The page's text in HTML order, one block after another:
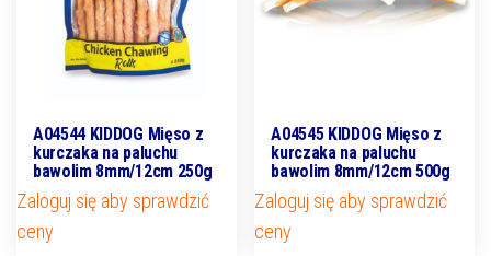
A04544 KIDDOG Mięso z
kurczaka na paluchu
bawolim 8mm/12cm 250g
Zaloguj się aby sprawdzić
ceny
A04545 KIDDOG Mięso z
kurczaka na paluchu
bawolim 8mm/12cm 500g
Zaloguj się aby sprawdzić
ceny